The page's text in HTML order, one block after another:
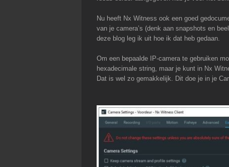
Nu heeft Nx Witness ook een goed
van je camera’s (denk aan snapshots en
deze blog leg ik uit hoe ik dat heb gedaan.
Om een bepaalde IP-camera te gebruiken
hexadecimale string, maar je kunt in Nx
Dat is wel zo gemakkelijk. Dit doe je in je